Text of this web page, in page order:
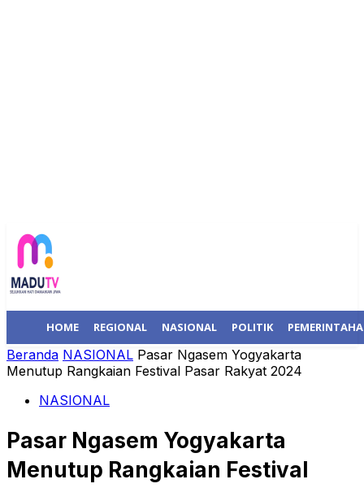
HOME REGIONAL NASIONAL POLITIK
Beranda NASIONAL Pasar Ngasem Yogyakarta
Menutup Rangkaian Festival Pasar Rakyat 2024
NASIONAL
Pasar Ngasem Yogyakarta
Menutup Rangkaian Festival